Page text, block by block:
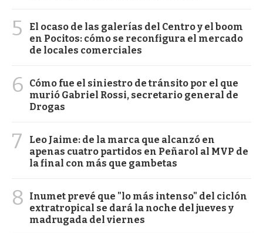
5
El ocaso de las galerías del Centro y el boom
en Pocitos: cómo se reconfigura el mercado
de locales comerciales
6
Cómo fue el siniestro de tránsito por el que
murió Gabriel Rossi, secretario general de
Drogas
7
Leo Jaime: de la marca que alcanzó en
apenas cuatro partidos en Peñarol al MVP de
la final con más que gambetas
8
Inumet prevé que "lo más intenso" del ciclón
extratropical se dará la noche del jueves y
madrugada del viernes